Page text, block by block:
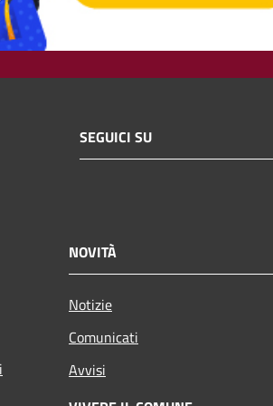
SEGUICI SU
NOVITÀ
Notizie
Comunicati
Avvisi